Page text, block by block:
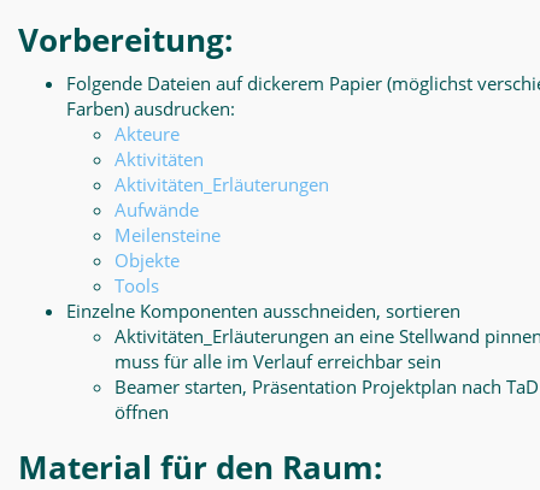
Vorbereitung:
Folgende Dateien auf dickerem Papier (möglichst
Farben) ausdrucken:
Akteure
Aktivitäten
Aktivitäten_Erläuterungen
Aufwände
Meilensteine
Objekte
Tools
Einzelne Komponenten ausschneiden, sortieren
Aktivitäten_Erläuterungen an eine Stellwand
muss für alle im Verlauf erreichbar sein
Beamer starten, Präsentation Projektplan nach
öffnen
Material für den Raum: